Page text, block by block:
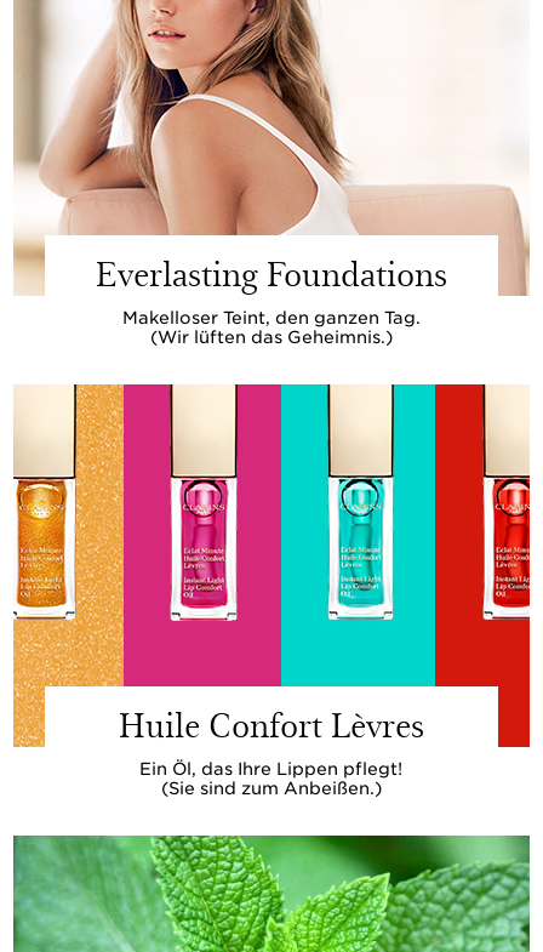
Everlasting Foundations
Makelloser Teint, den ganzen Tag.
(Wir lüften das Geheimnis.)
Huile Confort Lèvres
Ein Öl, das Ihre Lippen pflegt!
(Sie sind zum Anbeißen.)